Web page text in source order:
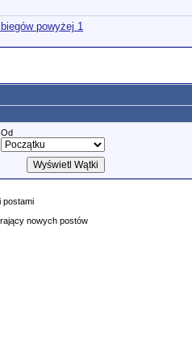
powyżej 1
Od
postami
nowych postów